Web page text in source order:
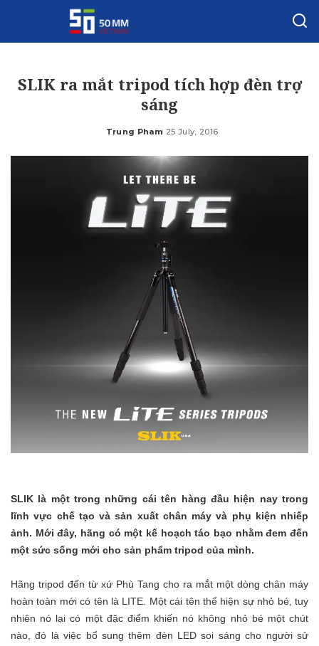
SLIK ra mắt tripod tích hợp đèn trợ
sáng
Posted
Trung Pham 25 July, 2016
SLIK là một trong những cái tên hàng đầu hiện nay trong
lĩnh vực chế tạo và sản xuất chân máy và phụ kiện nhiếp
ảnh. Mới đây, hãng có một kế hoạch táo bạo nhằm đem đến
một sức sống mới cho sản phẩm tripod của mình.
Hãng tripod đến từ xứ Phù Tang cho ra mắt một dòng chân máy
hoàn toàn mới có tên là LITE. Một cái tên thể hiện sự nhỏ bé, tuy
nhiên nó lại có một đặc điểm khiến nó không nhỏ bé một chút
nào, đó là việc bổ sung thêm đèn LED soi sáng cho người sử